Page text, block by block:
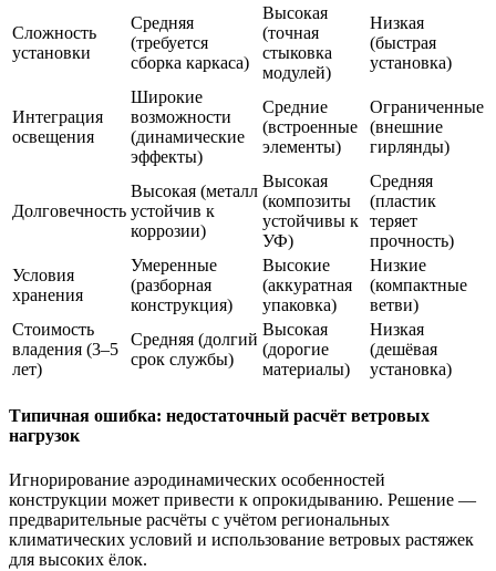
Сложность
установки
Средняя
(требуется
сборка каркаса)
Высокая
(точная
стыковка
модулей)
Низкая
(быстрая
установка)
Интеграция
освещения
Широкие
возможности
(динамические
эффекты)
Средние
(встроенные
элементы)
Ограниченные
(внешние
гирлянды)
Долговечность
Высокая (металл
устойчив к
коррозии)
Высокая
(композиты
устойчивы к
УФ)
Средняя
(пластик
теряет
прочность)
Условия
хранения
Умеренные
(разборная
конструкция)
Высокие
(аккуратная
упаковка)
Низкие
(компактные
ветви)
Стоимость
владения (3–5
лет)
Средняя (долгий
срок службы)
Высокая
(дорогие
материалы)
Низкая
(дешёвая
установка)
Типичная ошибка: недостаточный расчёт ветровых
нагрузок
Игнорирование аэродинамических особенностей
конструкции может привести к опрокидыванию. Решение —
предварительные расчёты с учётом региональных
климатических условий и использование ветровых растяжек
для высоких ёлок.